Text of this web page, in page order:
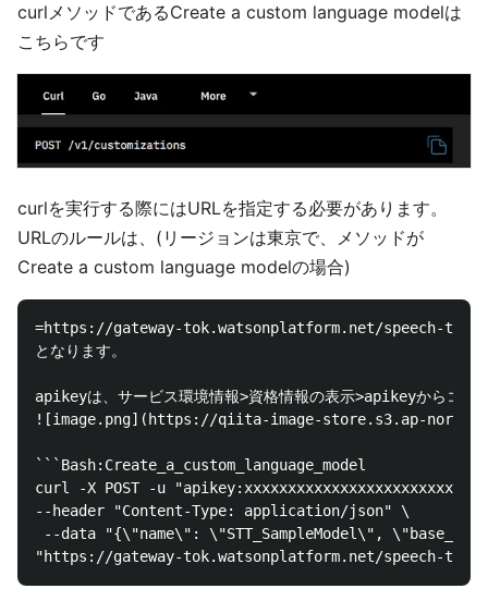
curlメソッドであるCreate a custom language modelは
こちらです
curlを実行する際にはURLを指定する必要があります。
URLのルールは、(リージョンは東京で、メソッドが
Create a custom language modelの場合)
=https://gateway-tok.watsonplatform.net/speech-
となります。
apikeyは、サービス環境情報>資格情報の表示>apikeyからコピ
![image.png](https://qiita-image-store.s3.ap-northeast-
```Bash:Create_a_custom_language_model
curl -X POST -u
--header "Content-Type: application/json" \
--data "{\"name\": \"STT_SampleModel\",